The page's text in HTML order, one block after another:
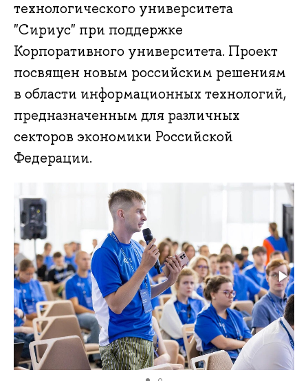
технологического университета
"Сириус" при поддержке
Корпоративного университета. Проект
посвящен новым российским решениям
в области информационных технологий,
предназначенным для различных
секторов экономики Российской
Федерации.